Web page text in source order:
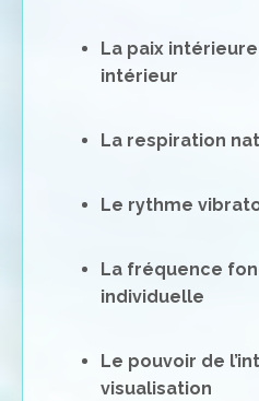
La paix
intérieur
La respiration
Le rythme
La fréquence
individuelle
Le pouvoir de
visualisation